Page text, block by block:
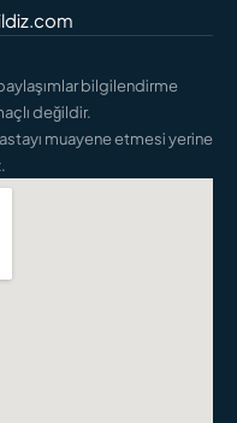
bilgilendirme
değildir.
muayene etmesi yerine